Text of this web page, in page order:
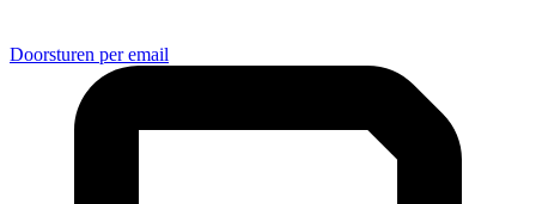
Doorsturen per email